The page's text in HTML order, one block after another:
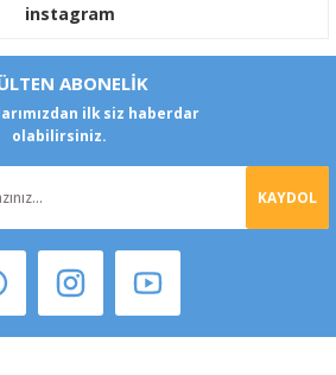
instagram
ABONELİK
ilk siz haberdar
olabilirsiniz.
KAYDOL